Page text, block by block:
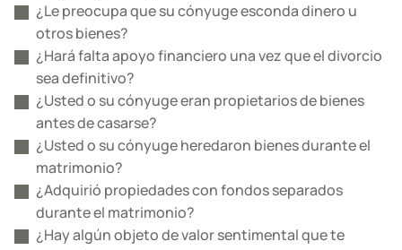
¿Le preocupa que su cónyuge esconda dinero u
otros bienes?
¿Hará falta apoyo financiero una vez que el divorcio
sea definitivo?
¿Usted o su cónyuge eran propietarios de bienes
antes de casarse?
¿Usted o su cónyuge heredaron bienes durante el
matrimonio?
¿Adquirió propiedades con fondos separados
durante el matrimonio?
¿Hay algún objeto de valor sentimental que te